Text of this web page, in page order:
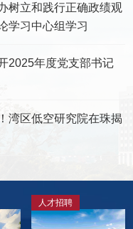
树立和践行正确政绩观
学习中心组学习
2025年度党支部书记
湾区低空研究院在珠揭
人才招聘